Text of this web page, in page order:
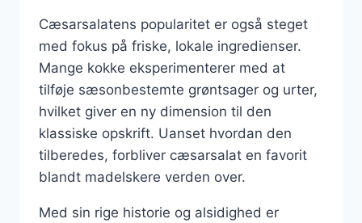
Cæsarsalatens popularitet er også steget
med fokus på friske, lokale ingredienser.
Mange kokke eksperimenterer med at
tilføje sæsonbestemte grøntsager og urter,
hvilket giver en ny dimension til den
klassiske opskrift. Uanset hvordan den
tilberedes, forbliver cæsarsalat en favorit
blandt madelskere verden over.
Med sin rige historie og alsidighed er